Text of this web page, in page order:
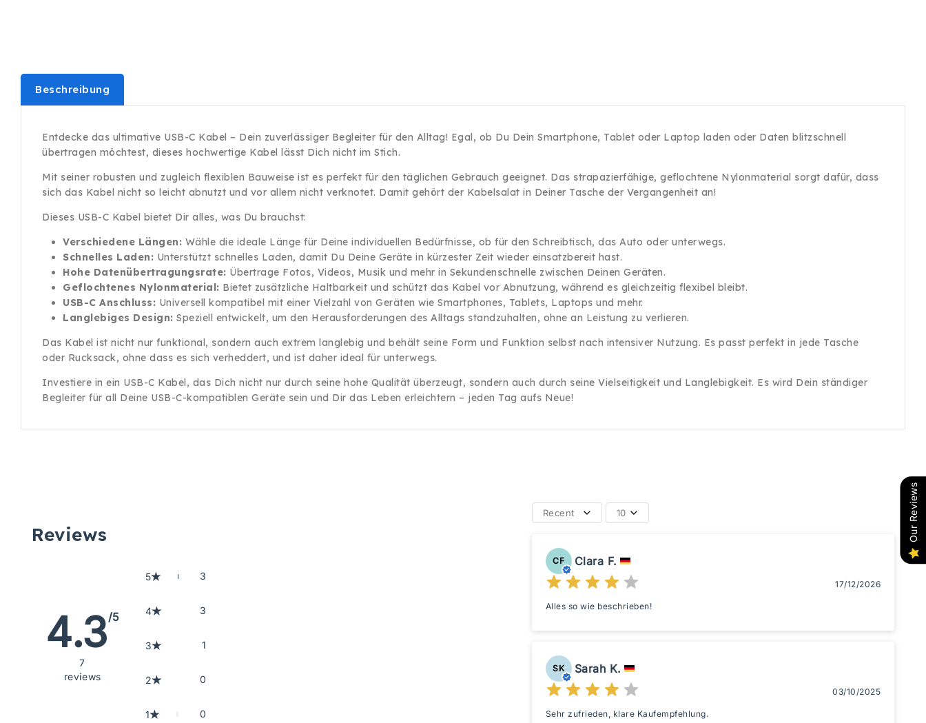
Xiaomi
iPhone
Xiaomi
iPhone
Beschreibung
Entdecke das ultimative USB-C Kabel – Dein zuverlässiger Begleiter für den Alltag! Egal, ob Du Dein Smartphone, Tablet oder Laptop laden oder Daten blitzschnell
übertragen möchtest, dieses hochwertige Kabel lässt Dich nicht im Stich.
Mit seiner robusten und zugleich flexiblen Bauweise ist es perfekt für den täglichen Gebrauch geeignet. Das strapazierfähige, geflochtene Nylonmaterial sorgt dafür, dass
sich das Kabel nicht so leicht abnutzt und vor allem nicht verknotet. Damit gehört der Kabelsalat in Deiner Tasche der Vergangenheit an!
Dieses USB-C Kabel bietet Dir alles, was Du brauchst:
Verschiedene Längen: Wähle die ideale Länge für Deine individuellen Bedürfnisse, ob für den Schreibtisch, das Auto oder unterwegs.
Schnelles Laden: Unterstützt schnelles Laden, damit Du Deine Geräte in kürzester Zeit wieder einsatzbereit hast.
Hohe Datenübertragungsrate: Übertrage Fotos, Videos, Musik und mehr in Sekundenschnelle zwischen Deinen Geräten.
Geflochtenes Nylonmaterial: Bietet zusätzliche Haltbarkeit und schützt das Kabel vor Abnutzung, während es gleichzeitig flexibel bleibt.
USB-C Anschluss: Universell kompatibel mit einer Vielzahl von Geräten wie Smartphones, Tablets, Laptops und mehr.
Langlebiges Design: Speziell entwickelt, um den Herausforderungen des Alltags standzuhalten, ohne an Leistung zu verlieren.
Das Kabel ist nicht nur funktional, sondern auch extrem langlebig und behält seine Form und Funktion selbst nach intensiver Nutzung. Es passt perfekt in jede Tasche
oder Rucksack, ohne dass es sich verheddert, und ist daher ideal für unterwegs.
Investiere in ein USB-C Kabel, das Dich nicht nur durch seine hohe Qualität überzeugt, sondern auch durch seine Vielseitigkeit und Langlebigkeit. Es wird Dein ständiger
Begleiter für all Deine USB-C-kompatiblen Geräte sein und Dir das Leben erleichtern – jeden Tag aufs Neue!
Reviews
4.3/5
7
reviews
5 3
4 3
3 1
2 0
1 0
Recent 10
CF Clara F.
17/12/2026
Alles so wie beschrieben!
SK Sarah K.
03/10/2025
Sehr zufrieden, klare Kaufempfehlung.
Our Reviews